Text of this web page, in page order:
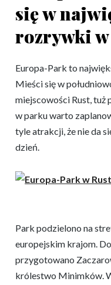
się w
rozrywki w
Europa-Park to
Mieści się w
miejscowości Rust, tuż
w parku warto
tyle atrakcji, że nie da
dzień.
Park podzielono na
europejskim krajom.
przygotowano
królestwo Minimków.